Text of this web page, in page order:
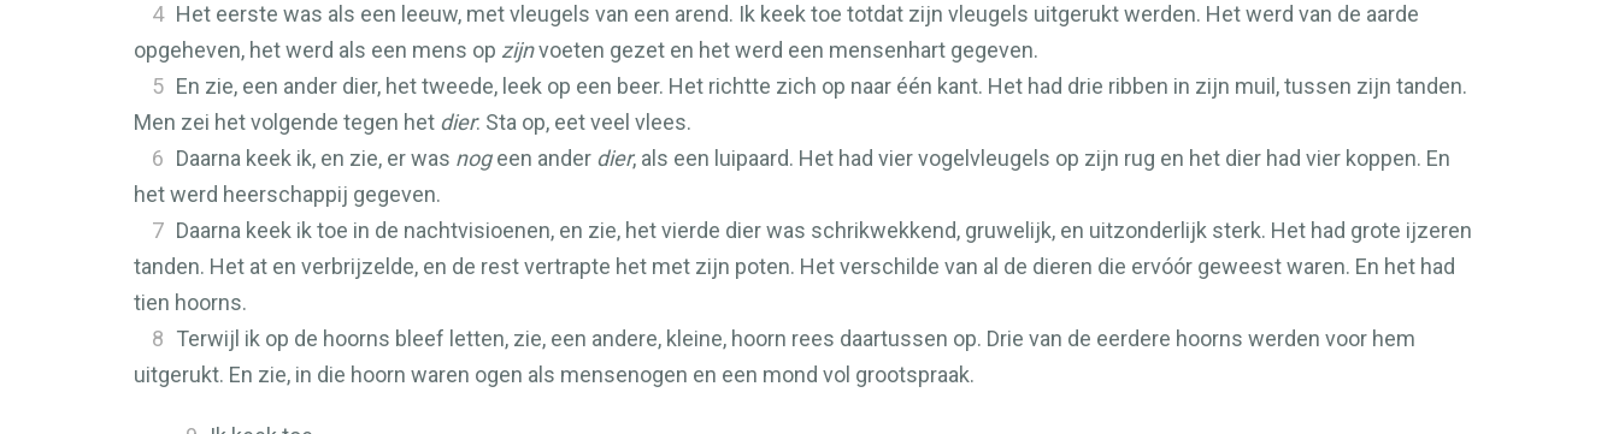
4 Het eerste was als een leeuw, met vleugels van een arend. Ik keek toe totdat zijn vleugels uitgerukt werden. Het werd van de aarde
opgeheven, het werd als een mens op zijnvoeten gezet en het werd een mensenhart gegeven.
5 En zie, een ander dier, het tweede, leek op een beer. Het richtte zich op naar één kant. Het had drie ribben in zijn muil, tussen zijn tanden.
Men zei het volgende tegen het dier: Sta op, eet veel vlees.
6 Daarna keek ik, en zie, er was nogeen ander dier, als een luipaard. Het had vier vogelvleugels op zijn rug en het dier had vier koppen. En
het werd heerschappij gegeven.
7 Daarna keek ik toe in de nachtvisioenen, en zie, het vierde dier was schrikwekkend, gruwelijk, en uitzonderlijk sterk. Het had grote ijzeren
tanden. Het at en verbrijzelde, en de rest vertrapte het met zijn poten. Het verschilde van al de dieren die ervóór geweest waren. En het had
tien hoorns.
8 Terwijl ik op de hoorns bleef letten, zie, een andere, kleine, hoorn rees daartussen op. Drie van de eerdere hoorns werden voor hem
uitgerukt. En zie, in die hoorn waren ogen als mensenogen en een mond vol grootspraak.